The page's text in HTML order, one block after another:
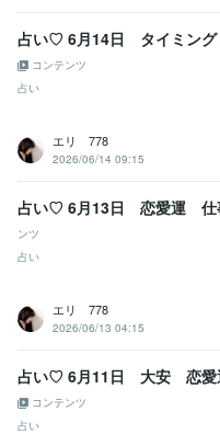
占い♡ 6月14日 タイミン
コンテンツ
占い
エリ 778
2026/06/14 09:15
占い♡ 6月13日 恋愛運
ンツ
占い
エリ 778
2026/06/13 04:15
占い♡ 6月11日 大安 恋
コンテンツ
占い